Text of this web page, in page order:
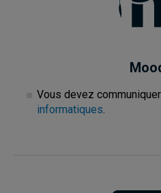
Vous devez
informatiques.